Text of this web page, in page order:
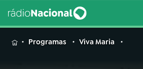
MENUProgramas Viva Maria